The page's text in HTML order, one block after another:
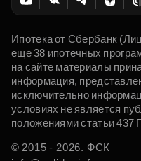
Ипотека от Сбербанк
еще 38 ипотечных
на сайте материалы
информация,
исключительно
условиях не является
положениями статьи 437
© 2015 - 2026. ФСК